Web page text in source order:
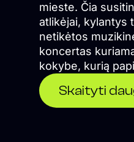
mieste. Čia
atlikėjai, kylantys
netikėtos
koncertas
kokybe, kurią
įspūdingiausių
</span>
Skaityti